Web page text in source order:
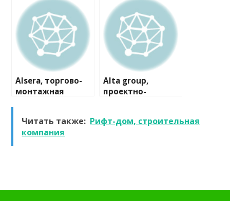
Alsera, торгово-
монтажная
Alta group,
проектно-
Читать также: Рифт-дом, строительная
компания